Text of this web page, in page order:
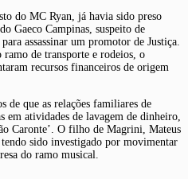
do MC Ryan, já havia sido preso
Gaeco Campinas, suspeito de
assassinar um promotor de Justiça.
ramo de transporte e rodeios, o
recursos financeiros de origem
de que as relações familiares de
em atividades de lavagem de dinheiro,
Caronte’. O filho de Magrini, Mateus
sido investigado por movimentar
do ramo musical.